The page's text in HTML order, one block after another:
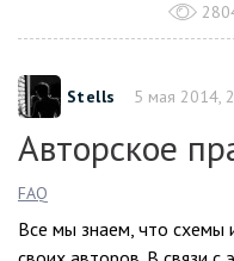
Stells 5 мая 2014,
Авторское
FAQ
Все мы знаем, что схемы